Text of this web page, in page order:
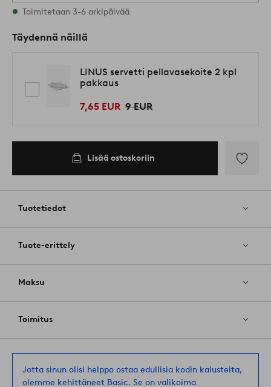
Varastossa
Toimitetaan 3-6 arkipäivää
Täydennä näillä
LINUS servetti pellavasekoite 2 kpl
pakkaus
7,65 EUR 9 EUR
Lisää ostoskoriin
Tuotetiedot
Tuote-erittely
Maksu
Toimitus
Jotta sinun olisi helppo ostaa edullisia kodin kalusteita,
olemme kehittäneet Basic. Se on valikoima